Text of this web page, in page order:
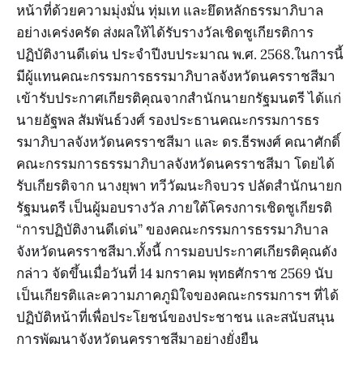
หน้าที่ด้วยความมุ่งมั่น ทุ่มเท และยึดหลักธรรมาภิบาล
อย่างเคร่งครัด ส่งผลให้ได้รับรางวัลเชิดชูเกียรติการ
ปฏิบัติงานดีเด่น ประจำปีงบประมาณ พ.ศ. 2568.ในการนี้
มีผู้แทนคณะกรรมการธรรมาภิบาลจังหวัดนครราชสีมา
เข้ารับประกาศเกียรติคุณจากสำนักนายกรัฐมนตรี ได้แก่
นายอัฐพล สัมพันธ์วงศ์ รองประธานคณะกรรมการธร
รมาภิบาลจังหวัดนครราชสีมา และ ดร.ธีรพงศ์ คณาศักดิ์
คณะกรรมการธรรมาภิบาลจังหวัดนครราชสีมา โดยได้
รับเกียรติจาก นางยุพา ทวีวัฒนะกิจบวร ปลัดสำนักนายก
รัฐมนตรี เป็นผู้มอบรางวัล ภายใต้โครงการเชิดชูเกียรติ
“การปฏิบัติงานดีเด่น” ของคณะกรรมการธรรมาภิบาล
จังหวัดนครราชสีมา.ทั้งนี้ การมอบประกาศเกียรติคุณดัง
กล่าว จัดขึ้นเมื่อวันที่ 14 มกราคม พุทธศักราช 2569 นับ
เป็นเกียรติและความภาคภูมิใจของคณะกรรมการฯ ที่ได้
ปฏิบัติหน้าที่เพื่อประโยชน์ของประชาชน และสนับสนุน
การพัฒนาจังหวัดนครราชสีมาอย่างยั่งยืน